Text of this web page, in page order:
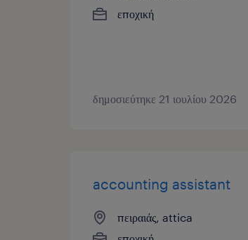
εποχική
δημοσιεύτηκε 21 ιουλίου 2026
accounting assistant
πειραιάς, attica